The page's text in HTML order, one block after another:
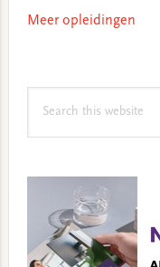
Meer opleidingen